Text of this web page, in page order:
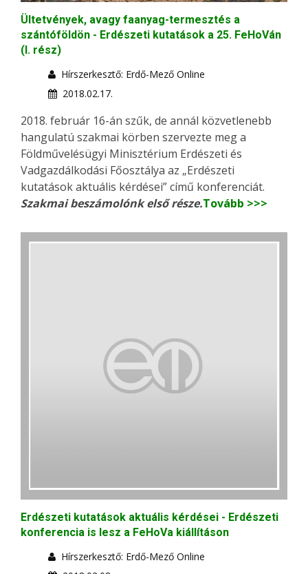
Ültetvények, avagy faanyag-termesztés a
szántóföldön - Erdészeti kutatások a 25. FeHoVán
(I. rész)
Hírszerkesztő: Erdő-Mező Online
2018.02.17.
2018. február 16-án szűk, de annál közvetlenebb
hangulatú szakmai körben szervezte meg a
Földművelésügyi Minisztérium Erdészeti és
Vadgazdálkodási Főosztálya az „Erdészeti
kutatások aktuális kérdései” című konferenciát.
Szakmai beszámolónk első része.Tovább >>>
Erdészeti kutatások aktuális kérdései - Erdészeti
konferencia is lesz a FeHoVa kiállításon
Hírszerkesztő: Erdő-Mező Online